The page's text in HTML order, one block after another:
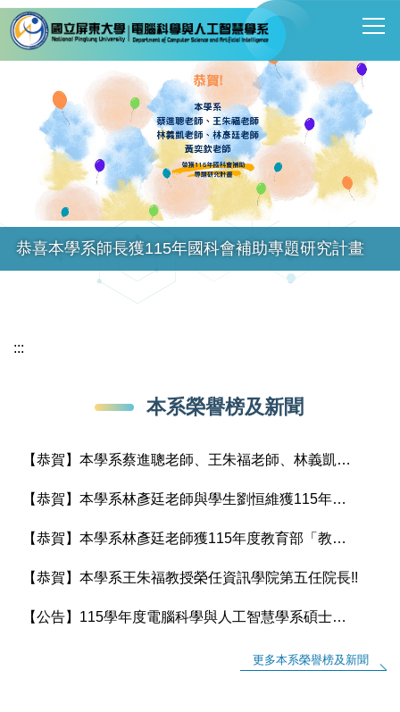
跳
到
恭喜本學系師長獲115年國科會補助專題研究計畫
:::
本系榮譽榜及新聞
【恭賀】本學系蔡進聰老師、王朱福老師、林義凱老師、林彥廷老師及黃奕欽老師獲115年國科會補助專題研究計畫
【恭賀】本學系林彥廷老師與學生劉恒維獲115年度大專學生參與專題研究計畫
【恭賀】本學系林彥廷老師獲115年度教育部「教學實踐研究計畫」補助
【恭賀】本學系王朱福教授榮任資訊學院第五任院長!!
【公告】115學年度電腦科學與人工智慧學系碩士班預研生 通過名單
更多本系榮譽榜及新聞